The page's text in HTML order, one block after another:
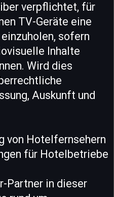
verpflichtet, für
TV-Geräte eine
sofern
Inhalte
Wird dies
Auskunft und
von Hotelfernsehern
für Hotelbetriebe
Partner in dieser